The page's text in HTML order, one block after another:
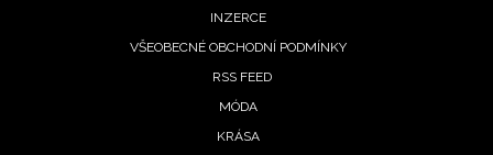
INZERCE
VŠEOBECNÉ OBCHODNÍ PODMÍNKY
RSS FEED
MÓDA
KRÁSA